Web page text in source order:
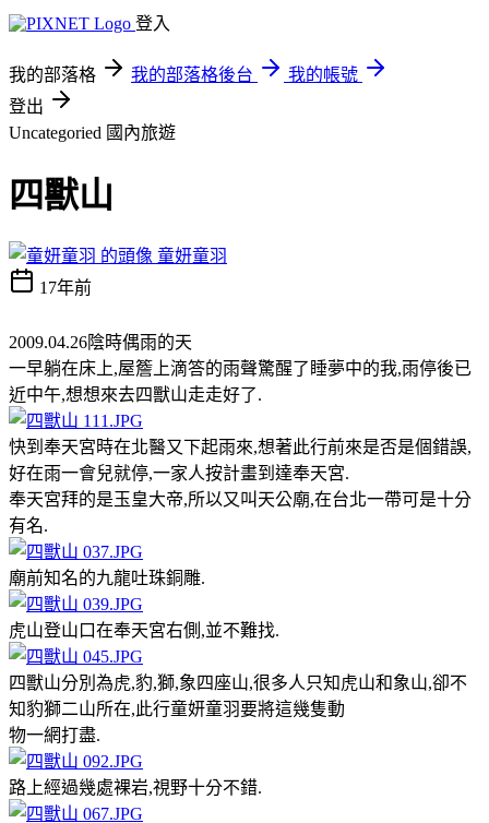
登入
我的部落格 我的部落格後台
我的帳號
登出
Uncategoried 國內旅遊
四獸山
童妍童羽
17年前
2009.04.26陰時偶雨的天
一早躺在床上,屋簷上滴答的雨聲驚醒了睡夢中的我,雨停後已
近中午,想想來去四獸山走走好了.
快到奉天宮時在北醫又下起雨來,想著此行前來是否是個錯誤,
好在雨一會兒就停,一家人按計畫到達奉天宮.
奉天宮拜的是玉皇大帝,所以又叫天公廟,在台北一帶可是十分
有名.
廟前知名的九龍吐珠銅雕.
虎山登山口在奉天宮右側,並不難找.
四獸山分別為虎,豹,獅,象四座山,很多人只知虎山和象山,卻不
知豹獅二山所在,此行童妍童羽要將這幾隻動
物一網打盡.
路上經過幾處裸岩,視野十分不錯.